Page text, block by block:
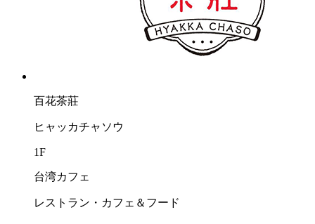
百花茶莊
ヒャッカチャソウ
1F
台湾カフェ
レストラン・カフェ＆フード